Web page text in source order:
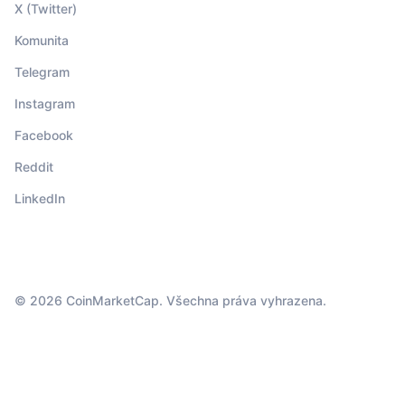
X (Twitter)
Komunita
Telegram
Instagram
Facebook
Reddit
LinkedIn
© 2026 CoinMarketCap. Všechna práva vyhrazena.